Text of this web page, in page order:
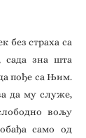
без страха са
сада зна шта
пође са Њим.
да му служе,
вољу
само од